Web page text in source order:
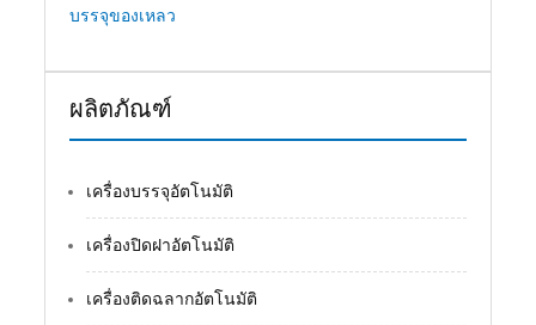
บรรจุของเหลว
ผลิตภัณฑ์
เครื่องบรรจุอัตโนมัติ
เครื่องปิดฝาอัตโนมัติ
เครื่องติดฉลากอัตโนมัติ